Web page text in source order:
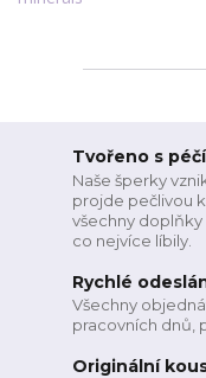
Tvořeno s
Naše šperky
projde pečlivou
všechny doplňky
co nejvíce líbily.
Rychlé
Všechny
pracovních dnů,
Originální